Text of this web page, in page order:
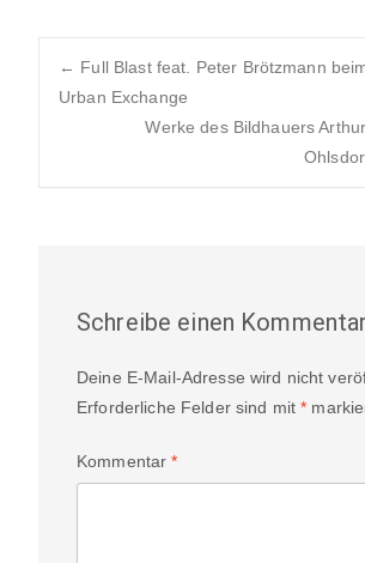
Post
navigation
← Full Blast feat. Peter Brötzmann
Urban Exchange
Werke des Bildhauers
Schreibe einen Kommentar
Deine E-Mail-Adresse wird nicht
Erforderliche Felder sind mit*
Kommentar*